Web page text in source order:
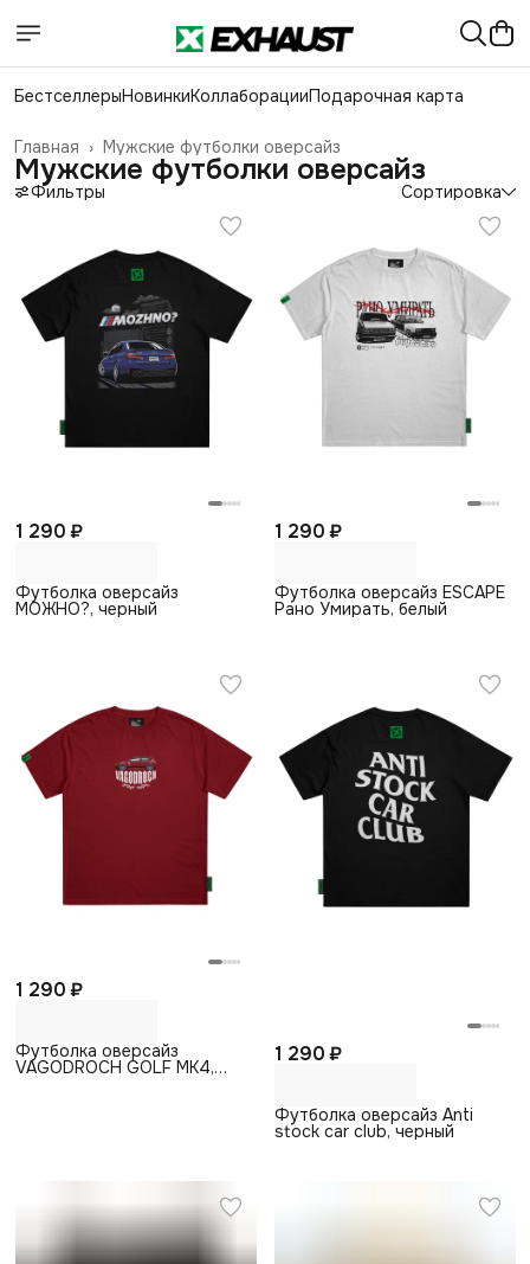
БестселлерыНовинкиКоллаборацииПодарочная карта
Мужские футболки оверсайз
Главная ›
Мужские футболки оверсайз
Фильтры Сортировка
1 290 ₽
Футболка оверсайз
МОЖНО?, черный
1 290 ₽
Футболка оверсайз ESCAPE
Рано Умирать, белый
1 290 ₽
Футболка оверсайз
VAGODROCH GOLF MK4,
1 290 ₽
Футболка оверсайз Anti
stock car club, черный